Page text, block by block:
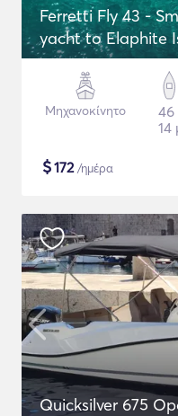
Ferretti Fly 43 -
yacht to Elaphite
Μηχανοκίνητο
14
$172/ημέρα
Quicksilver 675